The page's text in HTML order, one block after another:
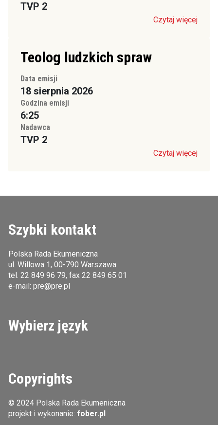
TVP 2
Czytaj więcej
Teolog ludzkich spraw
Data emisji
18 sierpnia 2026
Godzina emisji
6:25
Nadawca
TVP 2
Czytaj więcej
Szybki kontakt
Polska Rada Ekumeniczna
ul. Willowa 1, 00-790 Warszawa
tel. 22 849 96 79, fax 22 849 65 01
e-mail: pre@pre.pl
Wybierz język
Copyrights
© 2024 Polska Rada Ekumeniczna
projekt i wykonanie: fober.pl